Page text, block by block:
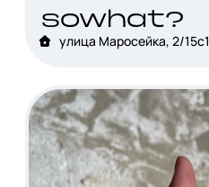
sowhat?
улица Маросейка, 2/15с1